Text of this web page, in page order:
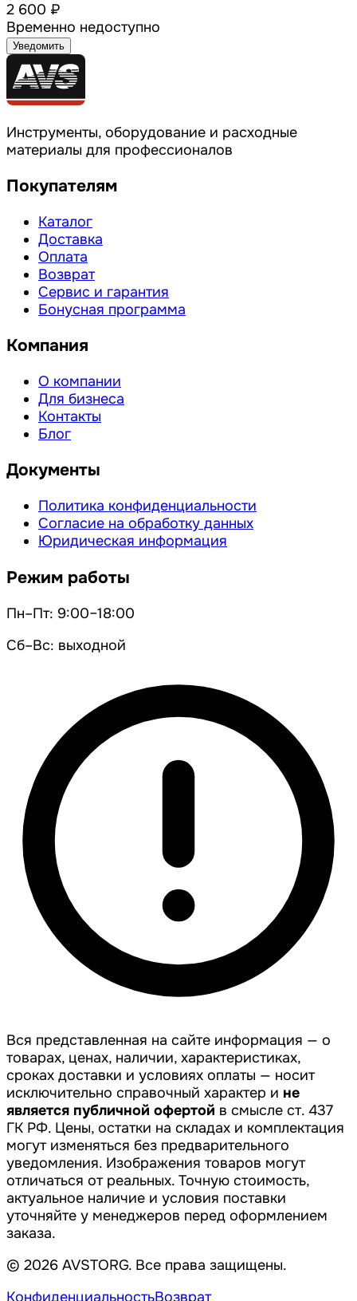
2 600 ₽
Временно недоступно
Уведомить
Инструменты, оборудование и расходные
материалы для профессионалов
Покупателям
Каталог
Доставка
Оплата
Возврат
Сервис и гарантия
Бонусная программа
Компания
О компании
Для бизнеса
Контакты
Блог
Документы
Политика конфиденциальности
Согласие на обработку данных
Юридическая информация
Режим работы
Пн–Пт: 9:00–18:00
Сб–Вс: выходной
Вся представленная на сайте информация — о
товарах, ценах, наличии, характеристиках,
сроках доставки и условиях оплаты — носит
исключительно справочный характер и не
является публичной офертой в смысле ст. 437
ГК РФ. Цены, остатки на складах и комплектация
могут изменяться без предварительного
уведомления. Изображения товаров могут
отличаться от реальных. Точную стоимость,
актуальное наличие и условия поставки
уточняйте у менеджеров перед оформлением
заказа.
© 2026 AVSTORG. Все права защищены.
КонфиденциальностьВозврат